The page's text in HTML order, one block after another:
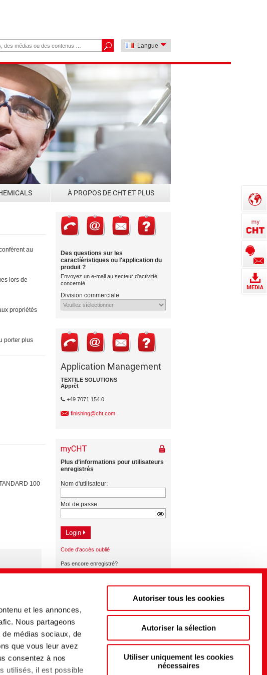
et les annonces,
Nous partageons
médias sociaux, de
que vous leur avez
consentez à nos
utilisés, il est possible
Autoriser tous les cookies
Autoriser la sélection
Utiliser uniquement les cookies
nécessaires
Langue
À PROPOS DE CHT ET PLUS
au
lors de
propriétés
porter plus
100
Des questions sur les
caractíéristiques ou l'application du
produit ?
Envoyez un e-mail au secteur d'activitíé
concerníé.
Division commerciale
Application Management
TEXTILE SOLUTIONS
Apprêt
+49 7071 154 0
finishing@cht.com